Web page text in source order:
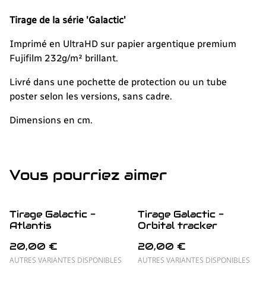
Tirage de la série 'Galactic'
Imprimé en UltraHD sur papier argentique premium
Fujifilm 232g/m² brillant.
Livré dans une pochette de protection ou un tube
poster selon les versions, sans cadre.
Dimensions en cm.
Vous pourriez aimer
Tirage Galactic -
Atlantis
20,00 €
AUTRES VARIANTES DISPONIBLES
Tirage Galactic -
Orbital tracker
20,00 €
AUTRES VARIANTES DISPONIBLES